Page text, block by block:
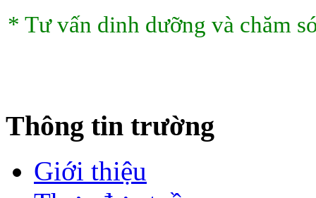
* Tư vấn dinh dưỡng và chăm
Thông tin trường
Giới thiệu